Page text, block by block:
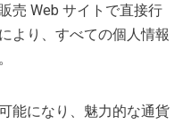
売 Web サイトで直接行
より、すべての個人情報
能になり、魅力的な通貨